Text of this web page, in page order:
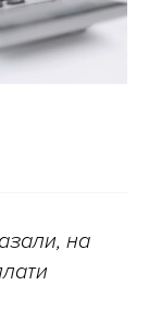
на